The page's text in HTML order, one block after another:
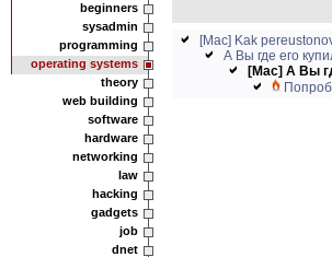
beginners
sysadmin
programming
operating systems
theory
web building
software
hardware
networking
law
hacking
gadgets
job
dnet
[Mac] Kak
А Вы где его
[Mac] А Вы